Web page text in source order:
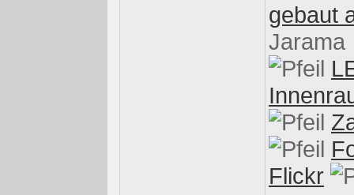
gebaut
Jarama
Flickr